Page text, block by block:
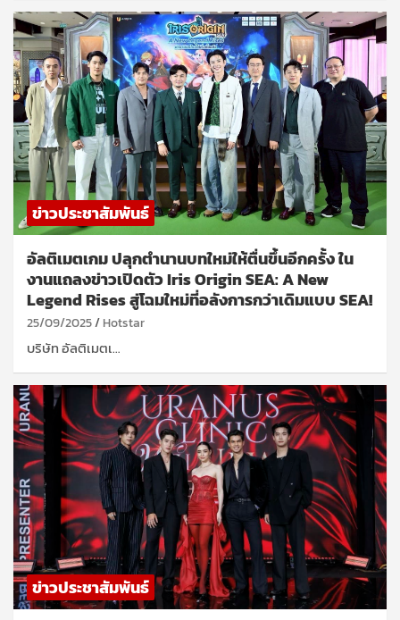
ข่าวประชาสัมพันธ์
อัลติเมตเกม ปลุกตำนานบทใหม่ให้ตื่นขึ้นอีกครั้ง ใน
งานแถลงข่าวเปิดตัว Iris Origin SEA: A New
Legend Rises สู่โฉมใหม่ที่อลังการกว่าเดิมแบบ SEA!
25/09/2025 Hotstar
บริษัท อัลติเมตเ…
ข่าวประชาสัมพันธ์